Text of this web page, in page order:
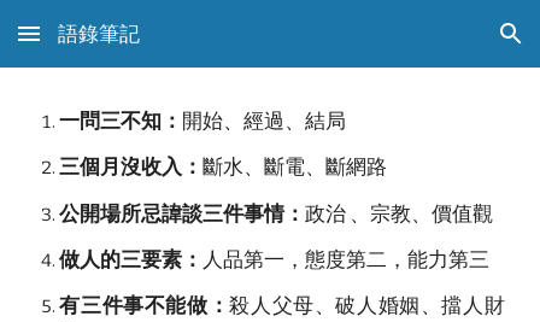
Skip to main content Skip to navigation
語錄筆記
一問三不知： 開始、經過、結局
三個月沒收入： 斷水、斷電、斷網路
公開場所忌諱談三件事情：政治 、宗教、價值觀
做人的三要素： 人品第一，態度第二，能力第三
有三件事不能做：殺人父母、破人婚姻、擋人財